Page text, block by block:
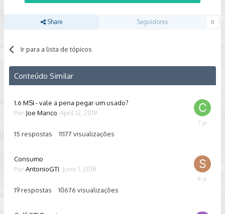
Share Seguidores 0
Ir para a lista de tópicos
Conteúdo Similar
1.6 MSI - vale a pena pegar um usado?
Por Joe Manco April 12, 2019
15 respostas 11177 visualizações
July
Consumo
Por AntonioGTI June 1, 2018
19respostas 10676 visualizações
June